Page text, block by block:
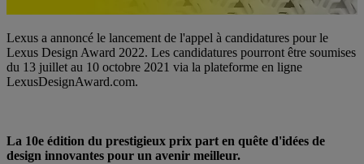
Lexus a annoncé le lancement de l'appel à candidatures pour le
Lexus Design Award 2022. Les candidatures pourront être soumises
du 13 juillet au 10 octobre 2021 via la plateforme en ligne
LexusDesignAward.com.
La 10e édition du prestigieux prix part en quête d'idées de
design innovantes pour un avenir meilleur.